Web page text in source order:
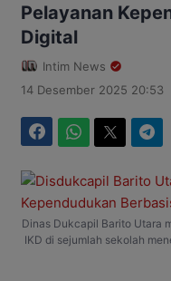
Pelayanan
Digital
Intim News
14 Desember 2025 20:53
Dinas Dukcapil Barito Utara
IKD di sejumlah sekolah